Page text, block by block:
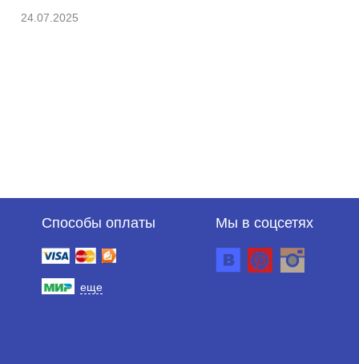
24.07.2025
Способы оплаты
еще
Мы в соцсетях